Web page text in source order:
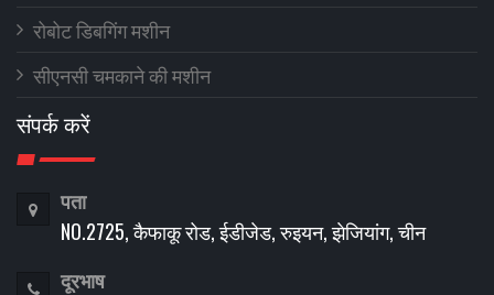
रोबोट डिबगिंग मशीन
सीएनसी चमकाने की मशीन
संपर्क करें
पता
NO.2725, कैफाकू रोड, ईडीजेड, रुइयन, झेजियांग, चीन
दूरभाष